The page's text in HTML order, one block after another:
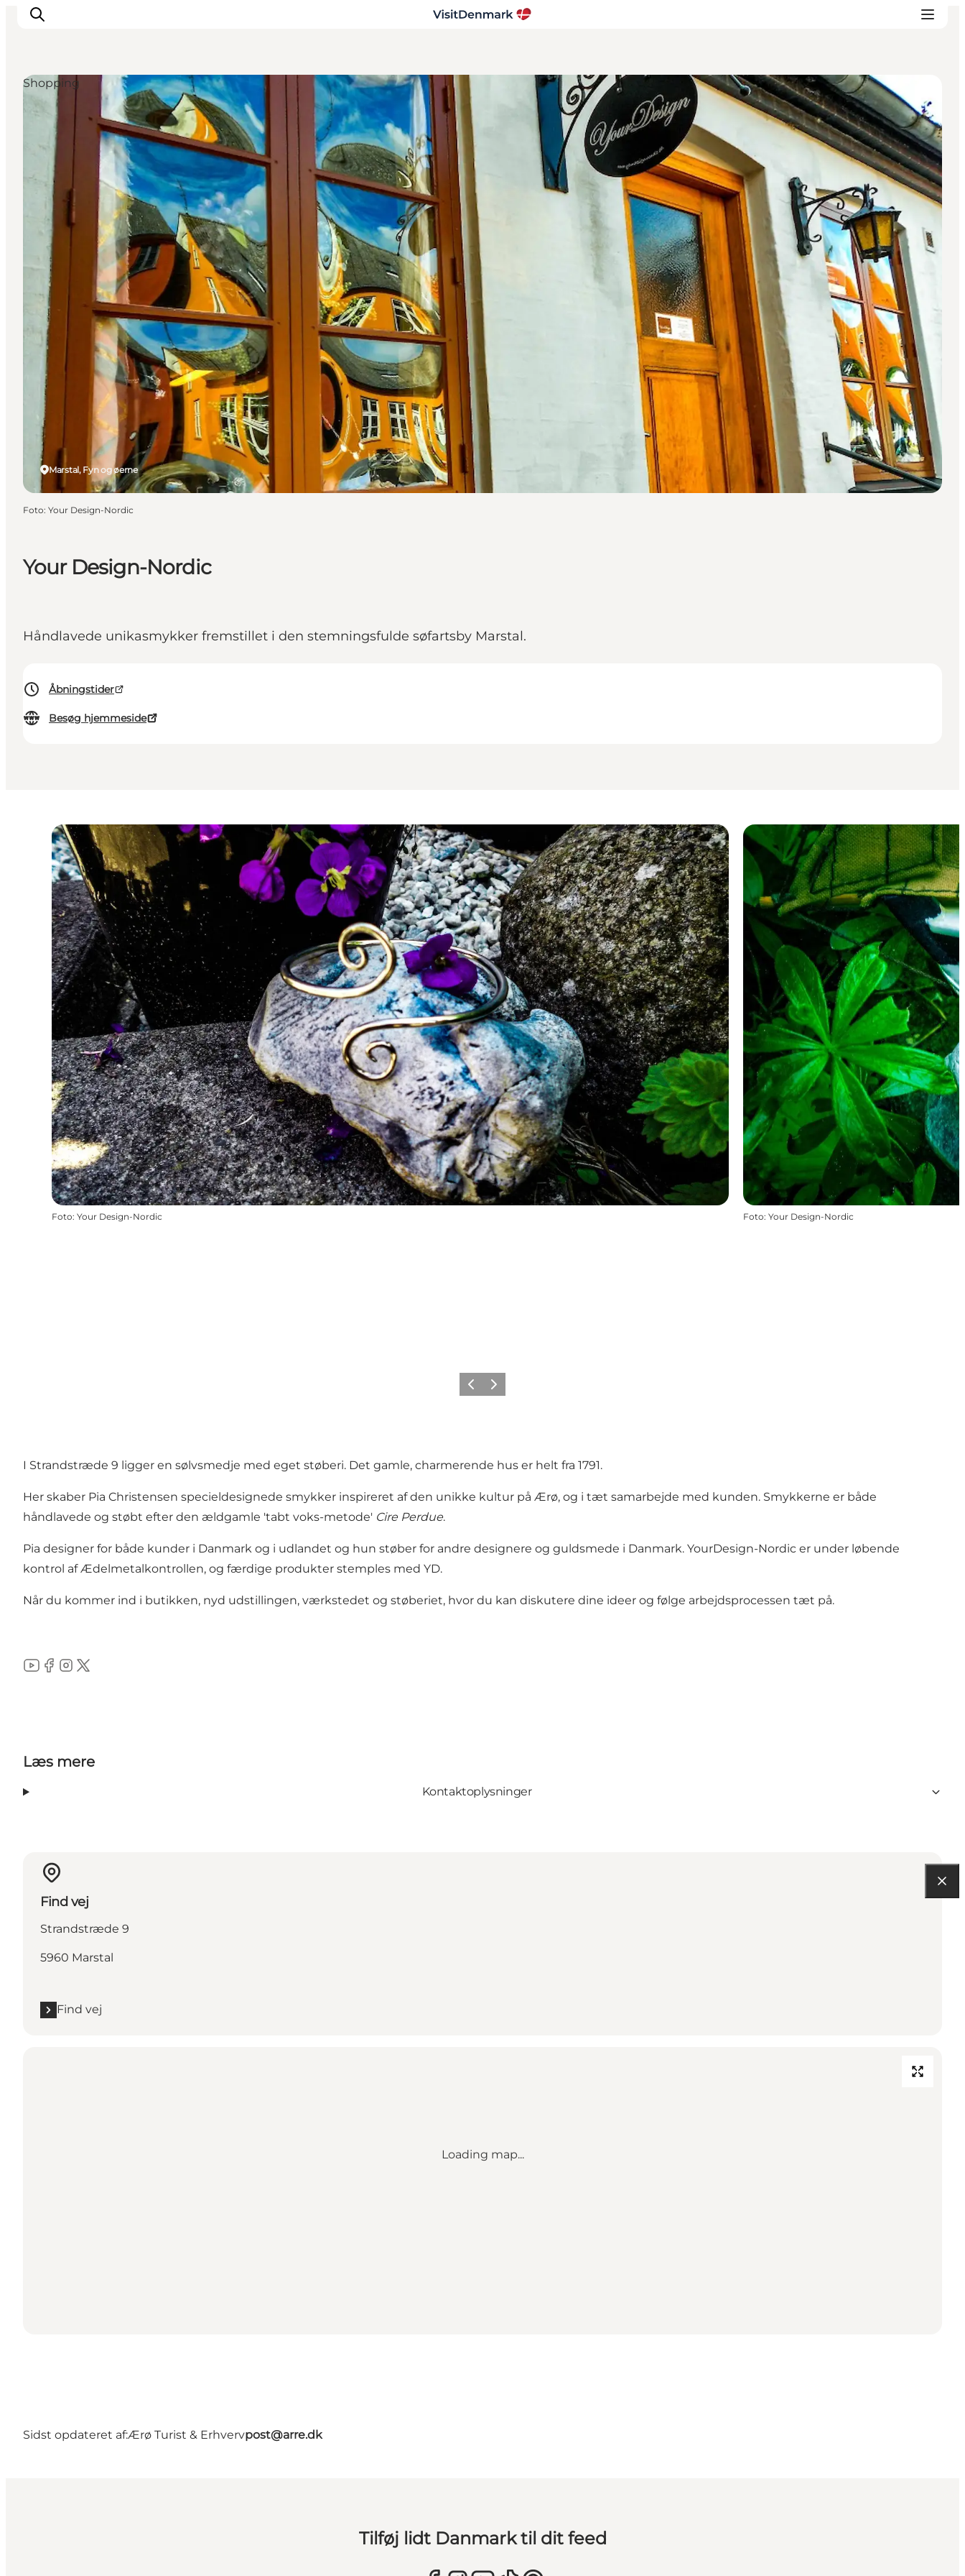
Inspiration
Destinationer
Oplevelser
Overnatning
Planlæg ferien
Your Design-Nordic
Håndlavede unikasmykker fremstillet i den stemningsfulde søfartsby Marstal.
Åbningstider
Besøg hjemmeside
Marstal, Fyn og øerne
Shopping
Foto: Your Design-Nordic
Foto: Your Design-Nordic Foto: Your Design-Nordic
ForrigeNæste
I Strandstræde 9 ligger en sølvsmedje med eget støberi. Det gamle, charmerende hus er helt fra 1791.
Her skaber Pia Christensen specieldesignede smykker inspireret af den unikke kultur på Ærø, og i tæt samarbejde med kunden. Smykkerne er både
håndlavede og støbt efter den ældgamle 'tabt voks-metode' Cire Perdue.
Pia designer for både kunder i Danmark og i udlandet og hun støber for andre designere og guldsmede i Danmark. YourDesign-Nordic er under løbende
kontrol af Ædelmetalkontrollen, og færdige produkter stemples med YD.
Når du kommer ind i butikken, nyd udstillingen, værkstedet og støberiet, hvor du kan diskutere dine ideer og følge arbejdsprocessen tæt på.
YouTube
Facebook
Instagram
Twitter
Læs mere
Kontaktoplysninger
Find vej
Strandstræde 9
5960 Marstal
Find vej
Loading map...
Sidst opdateret af:Ærø Turist & Erhvervpost@arre.dk
Tilføj lidt Danmark til dit feed